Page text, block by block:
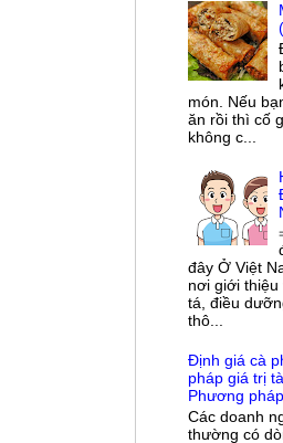
món. Nếu
ăn rồi thì cố
không c...
đây Ở Việt
nơi giới thiệu
tá, điều
thô...
Định giá cà
pháp giá trị
Phương
Các doanh
thường có